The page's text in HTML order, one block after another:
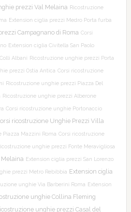
prezzi Val Melaina Ricostruzione
Extension ciglia prezzi Medro Porta furba
Campagnano di Roma Corsi
Extension ciglia Civitella San Paolo
Albani Ricostruzione unghie prezzi Porta
prezzi Ostia Antica Corsi ricostruzione
Ricostruzione unghie prezzi Piazza Del
Ricostruzione unghie prezzi Alberone
Corsi ricostruzione unghie Portonaccio
ricostruzione Unghie Prezzi Villa
Piazza Mazzini Roma Corsi ricostruzione
unghie prezzi Fonte Meravigliosa
Extension ciglia prezzi San Lorenzo
prezzi Metro Rebibbia Extension ciglia
unghie Via Barberini Roma Extension
unghie Collina Fleming
unghie prezzi Casal del